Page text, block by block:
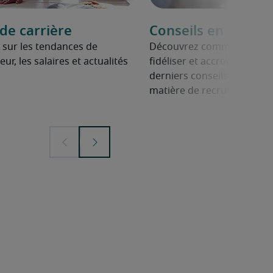
carrière
les tendances de
les salaires et actualités
Conseils en
Découvrez comment
fidéliser et accroître leur
derniers conseils des
matière de recrutement.